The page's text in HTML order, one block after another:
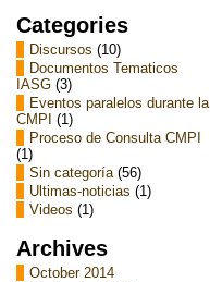
Categories
Discursos (10)
Documentos Tematicos
IASG(3)
Eventos paralelos durante la
CMPI (1)
Proceso de Consulta CMPI
(1)
Sin categoría(56)
Ultimas-noticias (1)
Videos (1)
Archives
October 2014